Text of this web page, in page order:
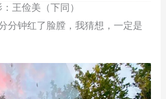
王俭美（下同）
分钟红了脸膛，我猜想，一定是